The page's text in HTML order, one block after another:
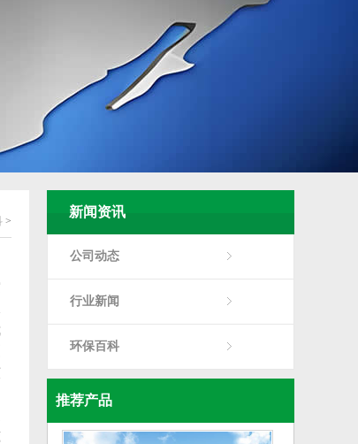
新闻资讯
公司动态
行业新闻
环保百科
推荐产品
>